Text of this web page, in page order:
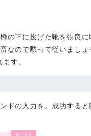
の下に投げた靴を張良に
なので黙って従いましょ
す。
の入力を。成功すると